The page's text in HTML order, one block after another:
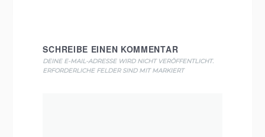
SCHREIBE EINEN KOMMENTAR
DEINE E-MAIL-ADRESSE WIRD NICHT VERÖFFENTLICHT.
ERFORDERLICHE FELDER SIND MITMARKIERT